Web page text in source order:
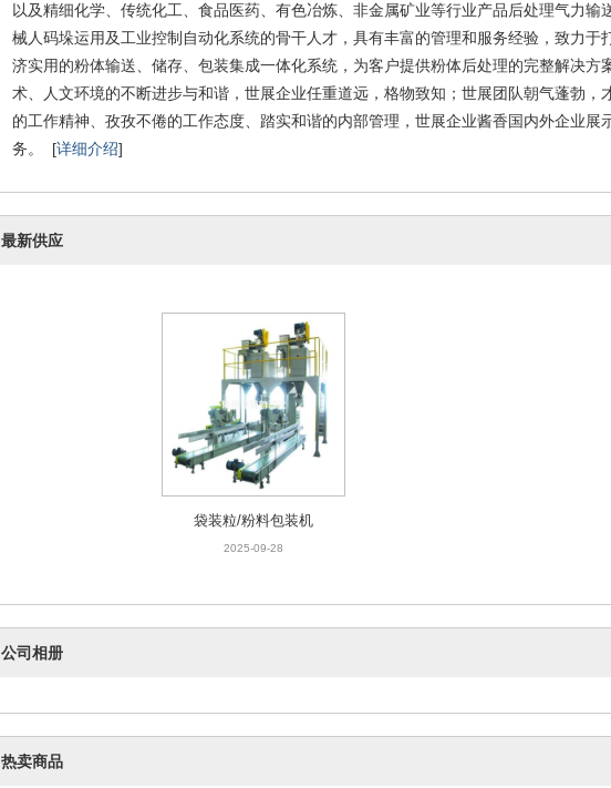
以及精细化学、传统化工、食品医药、有色冶炼、非金属矿业等行业产品后处理气力输
械人码垛运用及工业控制自动化系统的骨干人才，具有丰富的管理和服务经验，致力于
济实用的粉体输送、储存、包装集成一体化系统，为客户提供粉体后处理的完整
术、人文环境的不断进步与和谐，世展企业任重道远，格物致知；世展团队朝气蓬勃，
的工作精神、孜孜不倦的工作态度、踏实和谐的内部管理，世展企业酱香国内外企业展
务。 [详细介绍]
最新供应
袋装粒/粉料包装机
2025-09-28
公司相册
热卖商品